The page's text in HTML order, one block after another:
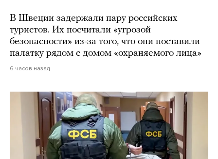
В Швеции задержали пару российских
туристов. Их посчитали «угрозой
безопасности» из-за того, что они поставили
палатку рядом с домом «охраняемого лица»
6 часов назад